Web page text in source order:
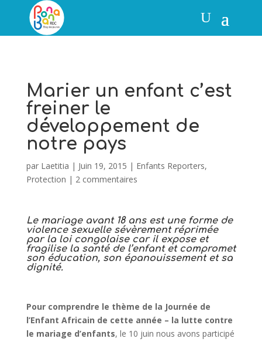
Marier un enfant c’est
freiner le
développement de
notre pays
par Laetitia | Juin 19, 2015 | Enfants Reporters,
Protection | 2 commentaires
Le mariage avant 18 ans est une forme de
violence sexuelle sévèrement réprimée
par la loi congolaise car il expose et
fragilise la santé de l’enfant et compromet
son éducation, son épanouissement et sa
dignité.
Pour comprendre le thème de la Journée de
l’Enfant Africain de cette année – la lutte contre
le mariage d’enfants, le 10 juin nous avons participé